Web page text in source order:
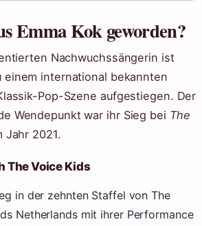
Emma Kok geworden?
Nachwuchssängerin ist
einem international bekannten
Pop-Szene aufgestiegen. Der
Wendepunkt war ihr Sieg bei The
Jahr 2021.
The Voice Kids
in der zehnten Staffel von The
Netherlands mit ihrer Performance